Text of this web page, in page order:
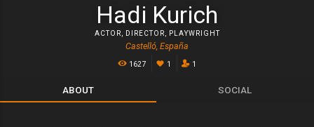
Hadi Kurich
ACTOR DIRECTOR PLAYWRIGHT
Castelló, España
1627 1 1
ABOUT SOCIAL